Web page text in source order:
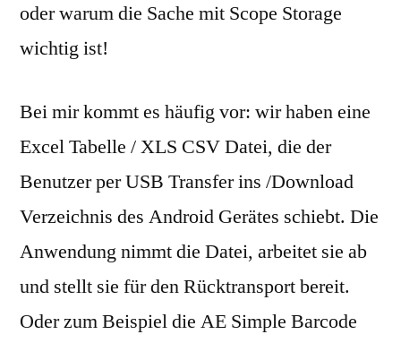
oder warum die Sache mit Scope Storage
wichtig ist!
Bei mir kommt es häufig vor: wir haben eine
Excel Tabelle / XLS CSV Datei, die der
Benutzer per USB Transfer ins /Download
Verzeichnis des Android Gerätes schiebt. Die
Anwendung nimmt die Datei, arbeitet sie ab
und stellt sie für den Rücktransport bereit.
Oder zum Beispiel die AE Simple Barcode